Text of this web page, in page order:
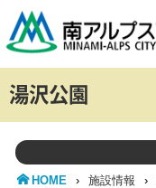
湯沢公園
HOME › 施設情報 ›